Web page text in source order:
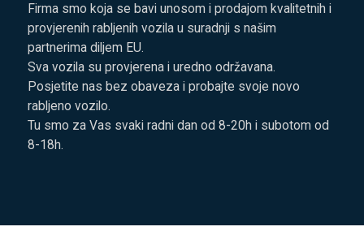
Firma smo koja se bavi unosom i prodajom kvalitetnih i
provjerenih rabljenih vozila u suradnji s našim
partnerima diljem EU.
Sva vozila su provjerena i uredno održavana.
Posjetite nas bez obaveza i probajte svoje novo
rabljeno vozilo.
Tu smo za Vas svaki radni dan od 8-20h i subotom od
8-18h.